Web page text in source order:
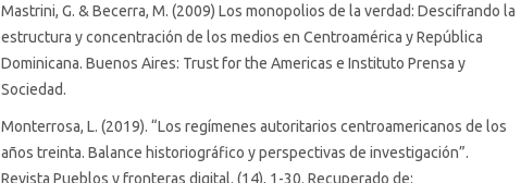
Mastrini, G. & Becerra, M. (2009) Los monopolios de la verdad: Descifrando la
estructura y concentración de los medios en Centroamérica y República
Dominicana. Buenos Aires: Trust for the Americas e Instituto Prensa y
Sociedad.
Monterrosa, L. (2019). “Los regímenes autoritarios centroamericanos de los
años treinta. Balance historiográfico y perspectivas de investigación”.
Revista Pueblos y fronteras digital. (14), 1-30. Recuperado de: